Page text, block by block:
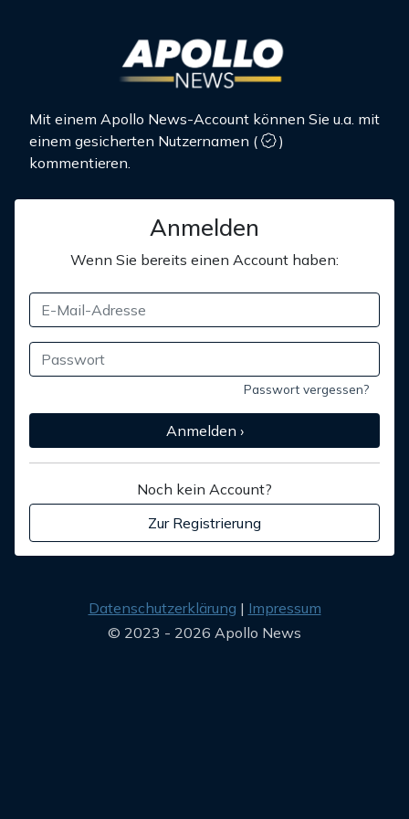
Mit einem Apollo News-Account können Sie u.a. mit
einem gesicherten Nutzernamen (
)
kommentieren.
Anmelden
Wenn Sie bereits einen Account haben:
Passwort vergessen?
Anmelden ›
Noch kein Account?
Zur Registrierung
Datenschutzerklärung
Impressum
© 2023 - 2026 Apollo News